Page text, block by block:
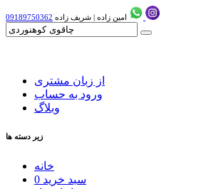
09189750362 امین زاده | شریف زاده
از زبان مشتری
ورود به حساب
وبلاگ
زیر دسته ها
خانه
0 سبد خرید